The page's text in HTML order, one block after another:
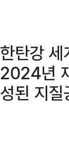
한탄강
2024년
성된 지